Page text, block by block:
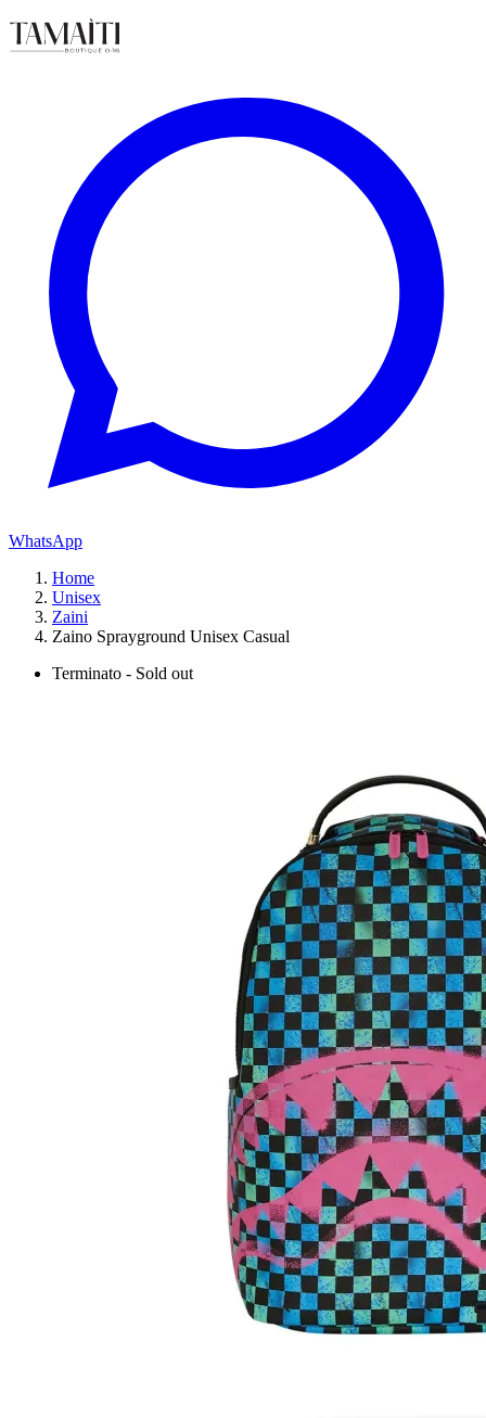
WhatsApp
Home
Unisex
Zaini
Zaino Sprayground Unisex Casual
Terminato - Sold out